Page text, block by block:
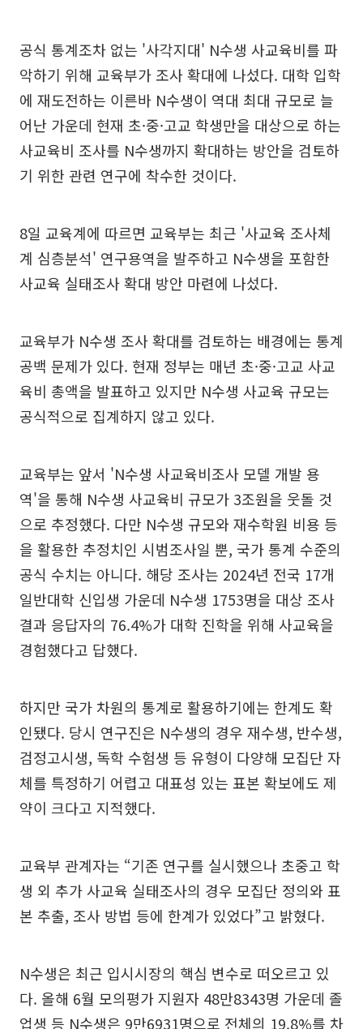
공식 통계조차 없는 '사각지대' N수생 사교육비를 파
악하기 위해 교육부가 조사 확대에 나섰다. 대학 입학
에 재도전하는 이른바 N수생이 역대 최대 규모로 늘
어난 가운데 현재 초·중·고교 학생만을 대상으로 하는
사교육비 조사를 N수생까지 확대하는 방안을 검토하
기 위한 관련 연구에 착수한 것이다.
8일 교육계에 따르면 교육부는 최근 '사교육 조사체
계 심층분석' 연구용역을 발주하고 N수생을 포함한
사교육 실태조사 확대 방안 마련에 나섰다.
교육부가 N수생 조사 확대를 검토하는 배경에는 통계
공백 문제가 있다. 현재 정부는 매년 초·중·고교 사교
육비 총액을 발표하고 있지만 N수생 사교육 규모는
공식적으로 집계하지 않고 있다.
교육부는 앞서 'N수생 사교육비조사 모델 개발 용
역'을 통해 N수생 사교육비 규모가 3조원을 웃돌 것
으로 추정했다. 다만 N수생 규모와 재수학원 비용 등
을 활용한 추정치인 시범조사일 뿐, 국가 통계 수준의
공식 수치는 아니다. 해당 조사는 2024년 전국 17개
일반대학 신입생 가운데 N수생 1753명을 대상 조사
결과 응답자의 76.4%가 대학 진학을 위해 사교육을
경험했다고 답했다.
하지만 국가 차원의 통계로 활용하기에는 한계도 확
인됐다. 당시 연구진은 N수생의 경우 재수생, 반수생,
검정고시생, 독학 수험생 등 유형이 다양해 모집단 자
체를 특정하기 어렵고 대표성 있는 표본 확보에도 제
약이 크다고 지적했다.
교육부 관계자는 “기존 연구를 실시했으나 초중고 학
생 외 추가 사교육 실태조사의 경우 모집단 정의와 표
본 추출, 조사 방법 등에 한계가 있었다”고 밝혔다.
N수생은 최근 입시시장의 핵심 변수로 떠오르고 있
다. 올해 6월 모의평가 지원자 48만8343명 가운데 졸
업생 등 N수생은 9만6931명으로 전체의 19.8%를 차